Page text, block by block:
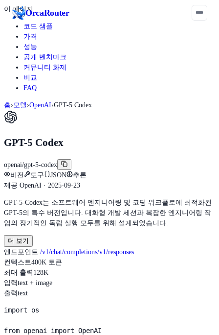
OrcaRouter
이 페이지
코드 샘플
가격
성능
공개 벤치마크
커뮤니티 화제
비교
FAQ
홈›모델 ›OpenAI›GPT-5 Codex
GPT-5 Codex
openai/gpt-5-codex
비전
도구 JSON
추론
제공 OpenAI · 2025-09-23
GPT-5-Codex는 소프트웨어 엔지니어링 및 코딩 워크플로에 최적화된
GPT-5의 특수 버전입니다. 대화형 개발 세션과 복잡한 엔지니어링 작
업의 장기적인 독립 실행 모두를 위해 설계되었습니다.
더 보기
엔드포인트 :/v1/chat/completions/v1/responses
컨텍스트400K 토큰
최대 출력 128K
입력text + image
출력text
import os
from openai import OpenAI